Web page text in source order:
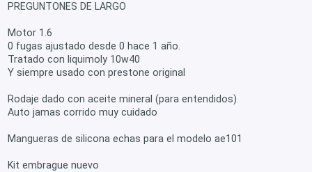
PREGUNTONES DE LARGO
Motor 1.6
0 fugas ajustado desde 0 hace 1 año.
Tratado con liquimoly 10w40
Y siempre usado con prestone original
Rodaje dado con aceite mineral (para entendidos)
Auto jamas corrido muy cuidado
Mangueras de silicona echas para el modelo ae101
Kit embrague nuevo